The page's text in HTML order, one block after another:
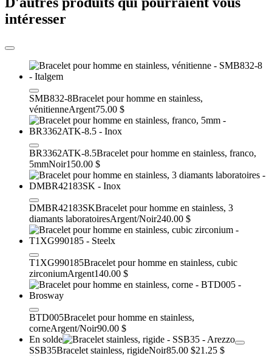
intéresser
SMB832-8Bracelet pour homme en stainless,
vénitienneArgent75.00 $
BR3362ATK-8.5Bracelet pour homme en stainless, franco,
5mmNoir150.00 $
DMBR42183SKBracelet pour homme en stainless, 3
diamants laboratoiresArgent/Noir240.00 $
T1XG990185Bracelet pour homme en stainless, cubic
zirconiumArgent140.00 $
BTD005Bracelet pour homme en stainless,
corneArgent/Noir90.00 $
En solde
SSB35Bracelet stainless, rigideNoir85.00 $21.25 $